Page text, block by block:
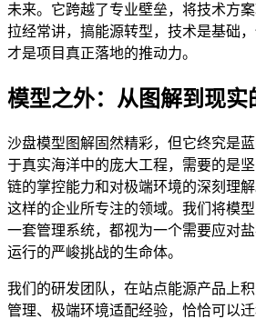
未来。它跨越了专业壁垒，将技术方
拉经常讲，搞能源转型，技术是基础，
才是项目真正落地的推动力。
模型之外：从图解到现实
沙盘模型图解固然精彩，但它终究是
于真实海洋中的庞大工程，需要的是
链的掌控能力和对极端环境的深刻理
这样的企业所专注的领域。我们将模
一套管理系统，都视为一个需要应对
运行的严峻挑战的生命体。
我们的研发团队，在站点能源产品上
管理、极端环境适配经验，恰恰可以